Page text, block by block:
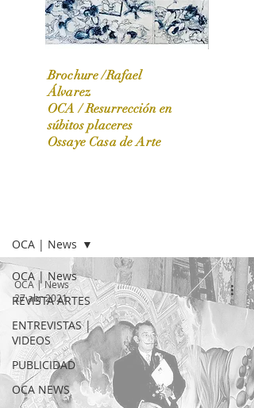
OCA|News 31 / Marzo-Abril / 2024
Brochure /Rafael
Álvarez
OCA /Resurrección en
súbitos placeres
Ossaye Casa de Arte
OCA | News
REVISTA ARTES
ENTREVISTAS |
VIDEOS
PUBLICIDAD
OCA NEWS
OCA | News
OCA | News
27 abr 2021